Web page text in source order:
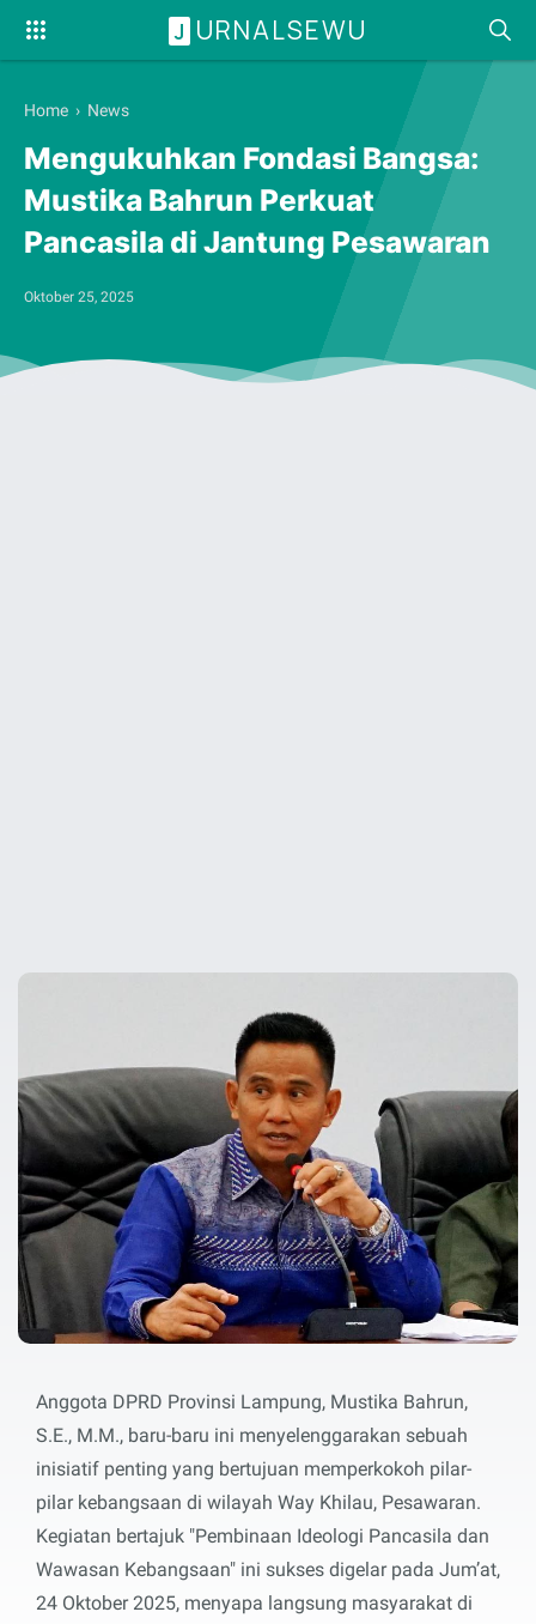
J URNALSEWU
Home › News
Mengukuhkan Fondasi Bangsa:
Mustika Bahrun Perkuat
Pancasila di Jantung Pesawaran
Oktober 25, 2025
Anggota DPRD Provinsi Lampung, Mustika Bahrun,
S.E., M.M., baru-baru ini menyelenggarakan sebuah
inisiatif penting yang bertujuan memperkokoh pilar-
pilar kebangsaan di wilayah Way Khilau, Pesawaran.
Kegiatan bertajuk "Pembinaan Ideologi Pancasila dan
Wawasan Kebangsaan" ini sukses digelar pada Jum’at,
24 Oktober 2025, menyapa langsung masyarakat di